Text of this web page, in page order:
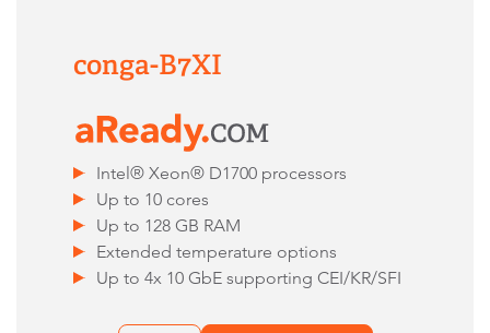
conga-B7XI
Intel® Xeon® D1700 processors
Up to 10 cores
Up to 128 GB RAM
Extended temperature options
Up to 4x 10 GbE supporting CEI/KR/SFI